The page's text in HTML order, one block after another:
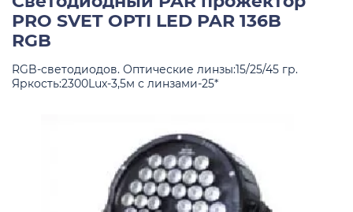
PRO SVET OPTI LED PAR 136B
RGB
RGB-светодиодов. Оптические линзы:15/25/45 гр.
Яркость:2300Lux-3,5м с линзами-25*